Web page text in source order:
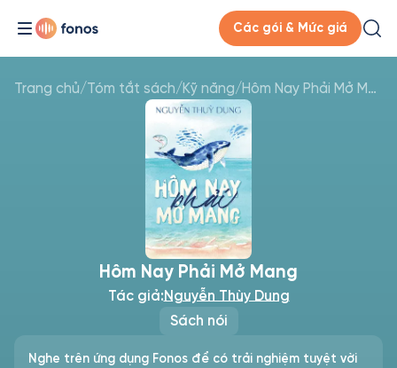
Các gói & Mức giá
Trang chủ/Tóm tắt sách/Kỹ năng/ Hôm Nay Phải Mở Mang
Sách nói
Hôm Nay Phải Mở Mang
Tác giả:Nguyễn Thùy Dung
Nghe trên ứng dụng Fonos để có trải nghiệm tuyệt vời